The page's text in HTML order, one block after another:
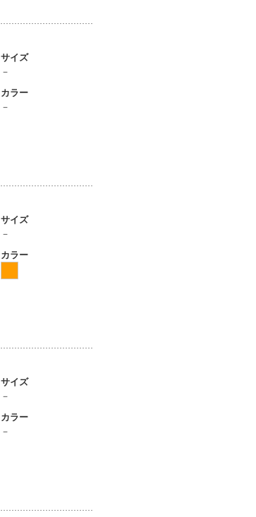
サイズ
－
カラー
－
サイズ
－
カラー
サイズ
－
カラー
－